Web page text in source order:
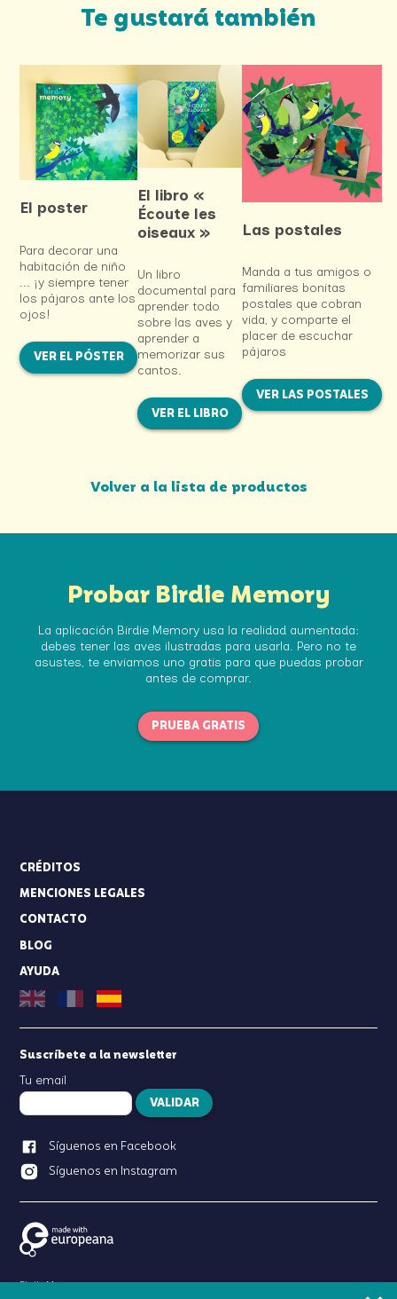
Te gustará también
El poster
Para decorar una
habitación de niño
... ¡y siempre tener
los pájaros ante los
ojos!
VER EL PÓSTER
El libro «
Écoute les
oiseaux »
Un libro
documental para
aprender todo
sobre las aves y
aprender a
memorizar sus
cantos.
VER EL LIBRO
Las postales
Manda a tus amigos o
familiares bonitas
postales que cobran
vida, y comparte el
placer de escuchar
pájaros
VER LAS POSTALES
Volver a la lista de productos
Probar Birdie Memory
La aplicación Birdie Memory usa la realidad aumentada:
debes tener las aves ilustradas para usarla. Pero no te
asustes, te enviamos uno gratis para que puedas probar
antes de comprar.
PRUEBA GRATIS
CRÉDITOS
MENCIONES LEGALES
CONTACTO
BLOG
AYUDA
Suscríbete a la newsletter
Tu email
VALIDAR
Síguenos en Facebook
Síguenos en Instagram
Birdie Memory es un